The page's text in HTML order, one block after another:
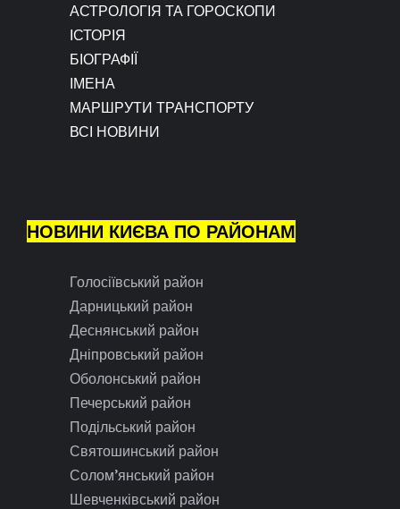
АСТРОЛОГІЯ ТА ГОРОСКОПИ
ІСТОРІЯ
БІОГРАФІЇ
ІМЕНА
МАРШРУТИ ТРАНСПОРТУ
ВСІ НОВИНИ
НОВИНИ КИЄВА ПО РАЙОНАМ
Голосіївський район
Дарницький район
Деснянський район
Дніпровський район
Оболонський район
Печерський район
Подільський район
Святошинський район
Солом’янський район
Шевченківський район